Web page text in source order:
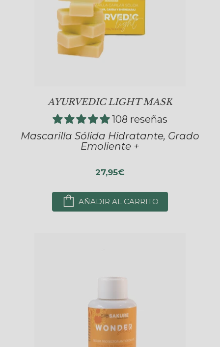
AYURVEDIC LIGHT MASK
108 reseñas
Mascarilla Sólida Hidratante, Grado
Emoliente +
27,95€
AÑADIR AL CARRITO